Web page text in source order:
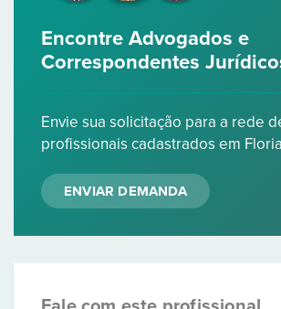
Encontre Advogados e
Correspondentes
Envie sua solicitação para a rede
profissionais cadastrados em
ENVIAR DEMANDA